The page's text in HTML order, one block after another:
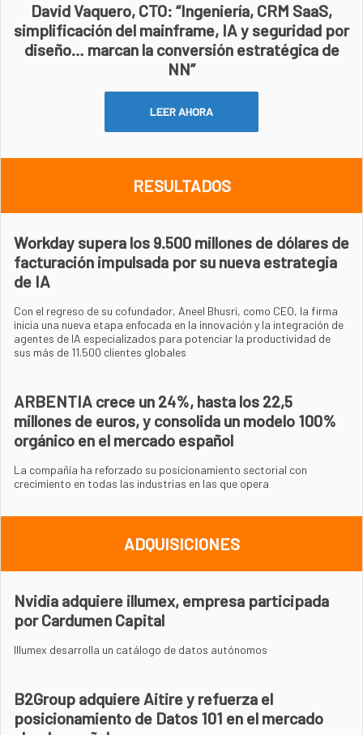
David Vaquero, CTO: “Ingeniería, CRM SaaS,
simplificación del mainframe, IA y seguridad por
diseño… marcan la conversión estratégica de
NN”
LEER AHORA
RESULTADOS
Workday supera los 9.500 millones de dólares de
facturación impulsada por su nueva estrategia
de IA
Con el regreso de su cofundador, Aneel Bhusri, como CEO, la firma
inicia una nueva etapa enfocada en la innovación y la integración de
agentes de IA especializados para potenciar la productividad de
sus más de 11.500 clientes globales
ARBENTIA crece un 24%, hasta los 22,5
millones de euros, y consolida un modelo 100%
orgánico en el mercado español
La compañía ha reforzado su posicionamiento sectorial con
crecimiento en todas las industrias en las que opera
ADQUISICIONES
Nvidia adquiere illumex, empresa participada
por Cardumen Capital
Illumex desarrolla un catálogo de datos autónomos
B2Group adquiere Aitire y refuerza el
posicionamiento de Datos 101 en el mercado